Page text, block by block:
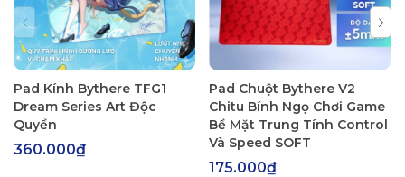
Pad Kính Bythere TFG1
Dream Series Art Độc
Quyền
360.000₫
Pad Chuột Bythere V2
Chitu Bính Ngọ Chơi Game
Bề Mặt Trung Tính Control
Và Speed SOFT
175.000₫